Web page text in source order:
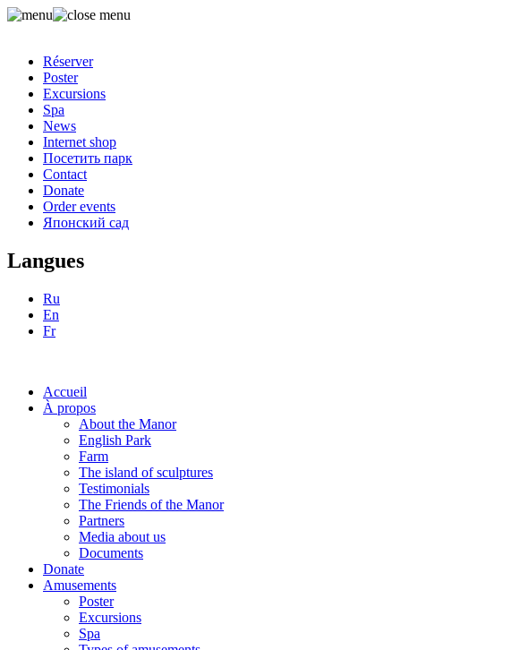
Réserver
Poster
Excursions
Spa
News
Internet shop
Посетить парк
Contact
Donate
Order events
Японский сад
Langues
Ru
En
Fr
Accueil
À propos
About the Manor
English Park
Farm
The island of sculptures
Testimonials
The Friends of the Manor
Partners
Media about us
Documents
Donate
Amusements
Poster
Excursions
Spa